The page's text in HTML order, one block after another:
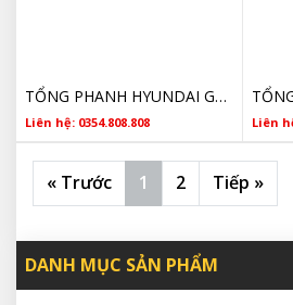
TỔNG PHANH HYUNDAI GETZ HÀNG HÃNG GIÁ RẺ
Liên hệ: 0354.808.808 Liên
« Trước 1 2 Tiếp »
DANH MỤC SẢN PHẨM